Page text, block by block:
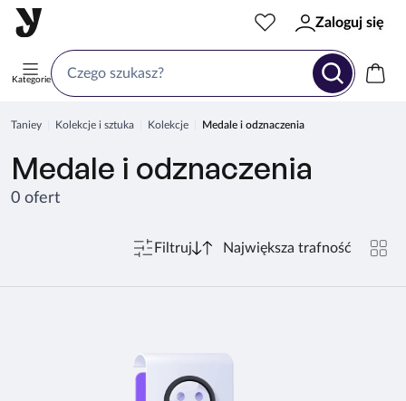
Kategorie
Zaloguj się
Taniey Kolekcje i sztuka Kolekcje Medale i odznaczenia
Medale i odznaczenia
0 ofert
Filtruj